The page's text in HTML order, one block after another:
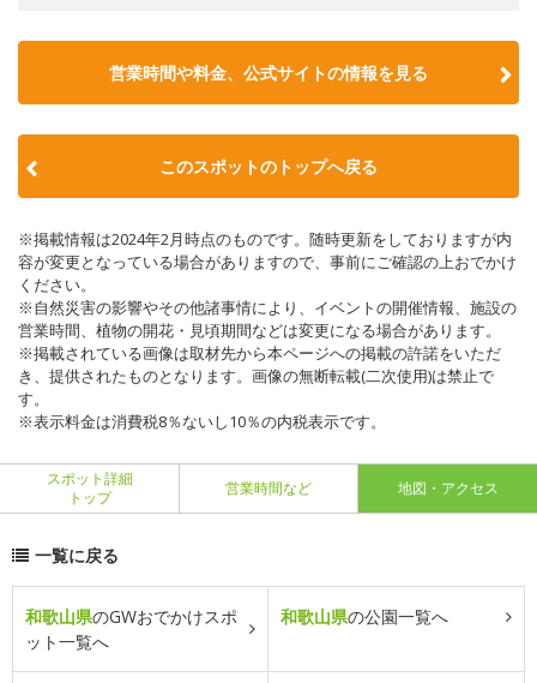
営業時間や料金、公式サイトの情報を見る
このスポットのトップへ戻る
※掲載情報は2024年2月時点のものです。随時更新をしておりますが内
容が変更となっている場合がありますので、事前にご確認の上おでかけ
ください。
※自然災害の影響やその他諸事情により、イベントの開催情報、施設の
営業時間、植物の開花・見頃期間などは変更になる場合があります。
※掲載されている画像は取材先から本ページへの掲載の許諾をいただ
き、提供されたものとなります。画像の無断転載(二次使用)は禁止で
す。
※表示料金は消費税8％ないし10％の内税表示です。
スポット詳細
トップ
営業時間など 地図・アクセス
一覧に戻る
和歌山県のGWおでかけスポ
ット一覧へ
和歌山県の公園一覧へ